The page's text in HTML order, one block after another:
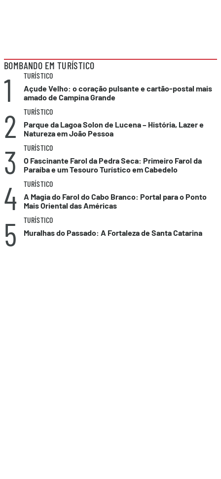
BOMBANDO EM TURÍSTICO
1
TURÍSTICO
Açude Velho: o coração pulsante e cartão-postal mais
amado de Campina Grande
2
TURÍSTICO
Parque da Lagoa Solon de Lucena – História, Lazer e
Natureza em João Pessoa
3
TURÍSTICO
O Fascinante Farol da Pedra Seca: Primeiro Farol da
Paraíba e um Tesouro Turístico em Cabedelo
4
TURÍSTICO
A Magia do Farol do Cabo Branco: Portal para o Ponto
Mais Oriental das Américas
5
TURÍSTICO
Muralhas do Passado: A Fortaleza de Santa Catarina